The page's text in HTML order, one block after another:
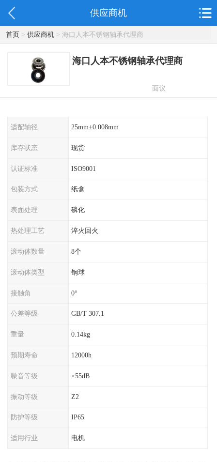
供应商机
首页> 供应商机> 海口人本不锈钢轴承代理商
海口人本不锈钢轴承代理商
面议
适配轴径 25mm±0.008mm
库存状态 现货
认证标准 ISO9001
包装方式 纸盒
表面处理 磷化
热处理工艺 淬火回火
滚动体数量 8个
滚动体类型 钢球
接触角 0°
公差等级 GB/T 307.1
重量 0.14kg
预期寿命 12000h
噪音等级 ≤55dB
振动等级 Z2
防护等级 IP65
适用行业 电机